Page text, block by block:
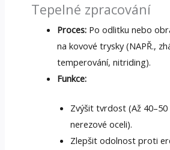
Tepelné zpracování
Proces: Po odlitku nebo
na kovové trysky (NAPŘ.,
temperování, nitriding).
Funkce:
Zvýšit tvrdost (Až
nerezové oceli).
Zlepšit odolnost proti